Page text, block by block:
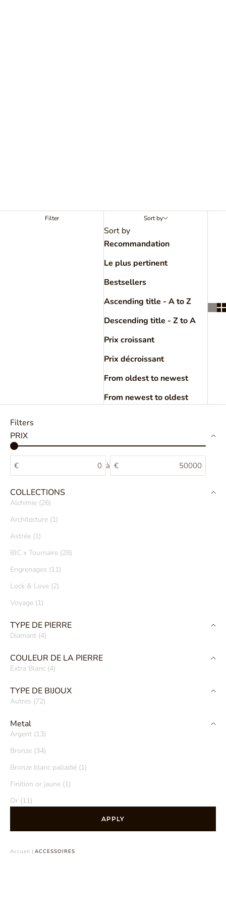
Filter Sort by
Sort by
Recommandation
Le plus pertinent
Bestsellers
Ascending title - A to Z
Descending title - Z to A
Prix croissant
Prix décroissant
From oldest to newest
From newest to oldest
Filters
PRIX
€ à €
COLLECTIONS
Alchimie (26)
Architecture (1)
Astrée (1)
BIC x Tournaire (28)
Engrenages (11)
Lock & Love (2)
Voyage (1)
TYPE DE PIERRE
Diamant (4)
COULEUR DE LA PIERRE
Extra Blanc (4)
TYPE DE BIJOUX
Autres (72)
Metal
Argent (13)
Bronze (34)
Bronze blanc palladié (1)
Finition or jaune (1)
Or (11)
APPLY
Accueil | ACCESSOIRES